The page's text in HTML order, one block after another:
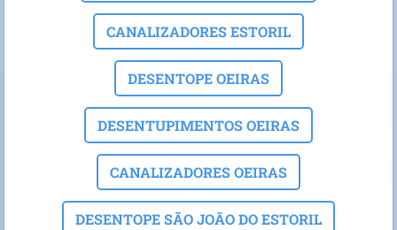
CANALIZADORES ESTORIL
DESENTOPE OEIRAS
DESENTUPIMENTOS OEIRAS
CANALIZADORES OEIRAS
DESENTOPE SÃO JOÃO DO ESTORIL